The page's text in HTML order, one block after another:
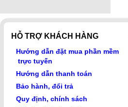
HỖ TRỢ KHÁCH HÀNG
Hướng dẫn đặt mua phần mềm
trực tuyến
Hướng dẫn thanh toán
Bảo hành, đổi trả
Quy định, chính sách